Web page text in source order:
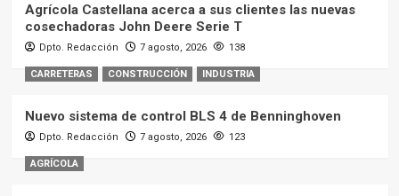
Agrícola Castellana acerca a sus clientes las nuevas
cosechadoras John Deere Serie T
Dpto. Redacción 7 agosto, 2026 138
CARRETERAS CONSTRUCCIÓN INDUSTRIA
Nuevo sistema de control BLS 4 de Benninghoven
Dpto. Redacción 7 agosto, 2026 123
AGRÍCOLA